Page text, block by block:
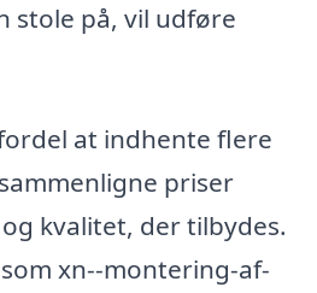
stole på, vil udføre
at indhente flere
priser
kvalitet, der tilbydes.
xn--montering-af-